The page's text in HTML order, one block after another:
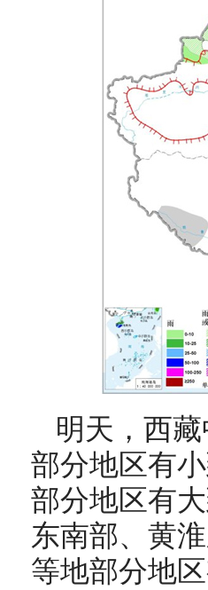
明天， 西
部分地区有
部分地区有
东南部、黄
等地部分地